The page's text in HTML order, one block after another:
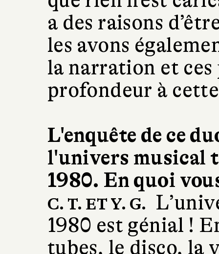
a des raisons
les avons
la narration et
profondeur à
L'enquête de ce
l'univers musical
1980. En quoi
C. T. ET Y. G.
1980 est génial !
tubes, le disco, la